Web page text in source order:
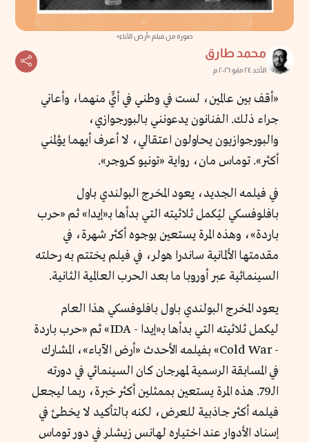
صورة من فيلم «أرض الآباء»
محمد طارق
الأحد ٢٤ مايو ٢٠٢٦ م
«أقف بين عالمين، لست في وطني في أيٍّ منهما، وأعاني
جراء ذلك. الفنانون يدعونني بالبورجوازي،
والبورجوازيون يحاولون اعتقالي، لا أعرف أيهما يؤلمني
أكثر». توماس مان، رواية «تونيو كروجر».
في فيلمه الجديد، يعود المخرج البولندي باول
بافلوفسكي ليُكمل ثلاثيته التي بدأها بـ«إيدا» ثم «حرب
باردة»، وهذه المرة يستعين بوجوه أكثر شهرة، في
مقدمتها الألمانية ساندرا هولر، في فيلم يختتم به رحلته
السينمائية عبر أوروبا ما بعد الحرب العالمية الثانية.
يعود المخرج البولندي باول بافلوفسكي هذا العام
ليكمل ثلاثيته التي بدأها بـ«إيدا - IDA» ثم «حرب باردة
- Cold War» بفيلمه الأحدث «أرض الآباء»، المشارك
في المسابقة الرسمية لمهرجان كان السينمائي في دورته
الـ79. هذه المرة يستعين بممثلين أكثر خبرة، ربما ليجعل
فيلمه أكثر جاذبية للعرض، لكنه بالتأكيد لا يخطئ في
إسناد الأدوار عند اختياره لهانس زيشلر في دور توماس